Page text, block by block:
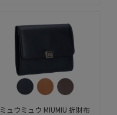
ミュウミュウ MIUMIU 折財布